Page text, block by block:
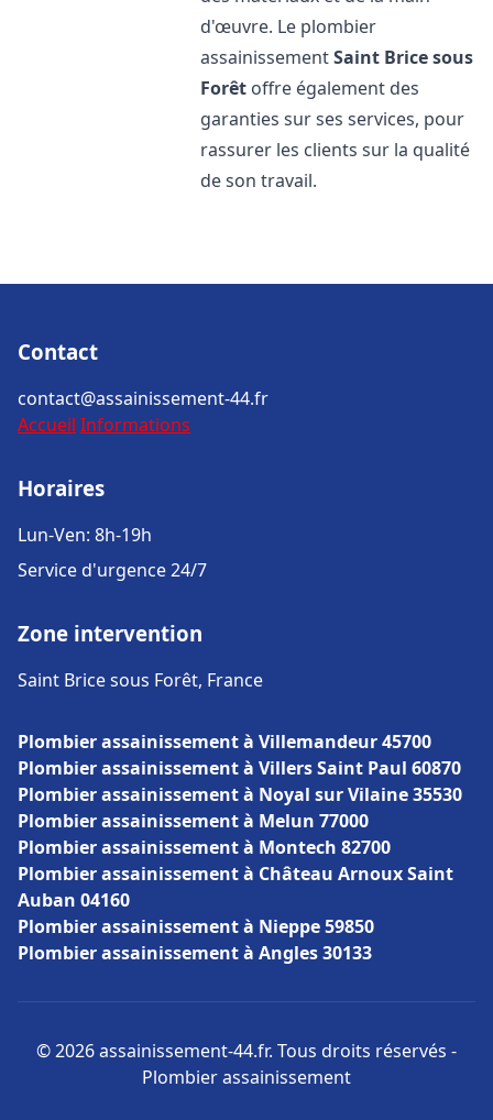
d'œuvre. Le plombier
assainissementSaint Brice sous
Forêt offre également des
garanties sur ses services, pour
rassurer les clients sur la qualité
de son travail.
Contact
contact@assainissement-44.fr
Accueil Informations
Horaires
Lun-Ven: 8h-19h
Service d'urgence 24/7
Zone intervention
Saint Brice sous Forêt, France
Plombier assainissement à Villemandeur 45700
Plombier assainissement à Villers Saint Paul 60870
Plombier assainissement à Noyal sur Vilaine 35530
Plombier assainissement à Melun 77000
Plombier assainissement à Montech 82700
Plombier assainissement à Château Arnoux Saint
Auban 04160
Plombier assainissement à Nieppe 59850
Plombier assainissement à Angles 30133
© 2026 assainissement-44.fr. Tous droits réservés -
Plombier assainissement